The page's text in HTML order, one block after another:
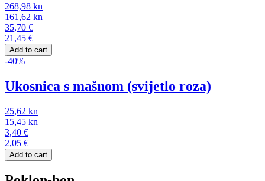
268,98 kn
161,62 kn
35,70 €
21,45 €
Add to cart
-40%
Ukosnica s mašnom (svijetlo roza)
25,62 kn
15,45 kn
3,40 €
2,05 €
Add to cart